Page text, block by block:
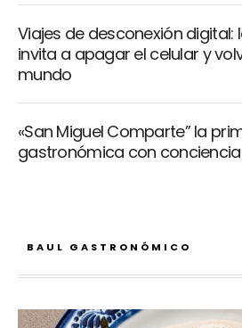
Viajes de desconexión digital:
invita a apagar el celular y
mundo
«San Miguel Comparte” la
gastronómica con
BAUL GASTRONÓMICO